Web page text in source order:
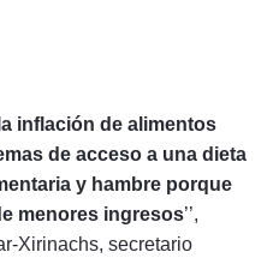
inflación de alimentos
de acceso a una dieta
y hambre porque
menores ingresos’’,
Xirinachs, secretario